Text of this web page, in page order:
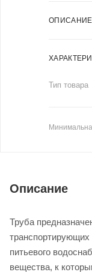
ОПИСАНИЕ
Тип товара
Описание
Труба
транспортирующих
питьевого
вещества, к